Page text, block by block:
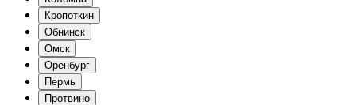
Кропоткин
Обнинск
Омск
Оренбург
Пермь
Протвино